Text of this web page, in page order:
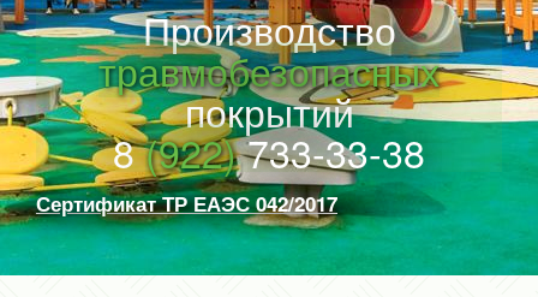
Производство
травмобезопасных
покрытий
8(922)733-33-38
Сертификат ТР ЕАЭС 042/2017